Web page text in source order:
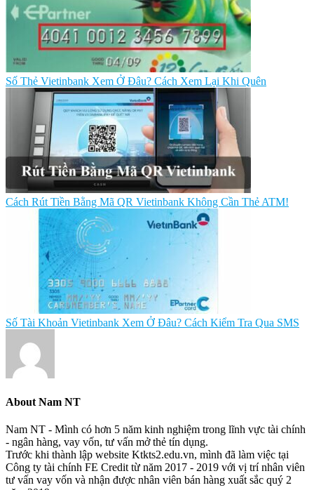
Số Thẻ Vietinbank Xem Ở Đâu? Cách Xem Lại Khi Quên
Cách Rút Tiền Bằng Mã QR Vietinbank Không Cần Thẻ ATM!
Số Tài Khoản Vietinbank Xem Ở Đâu? Cách Kiểm Tra Qua SMS
About Nam NT
Nam NT - Mình có hơn 5 năm kinh nghiệm trong lĩnh vực tài chính
- ngân hàng, vay vốn, tư vấn mở thẻ tín dụng.
Trước khi thành lập website Ktkts2.edu.vn, mình đã làm việc tại
Công ty tài chính FE Credit từ năm 2017 - 2019 với vị trí nhân viên
tư vấn vay vốn và nhận được nhân viên bán hàng xuất sắc quý 2